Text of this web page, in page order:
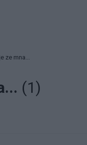
ze mna...
(1)